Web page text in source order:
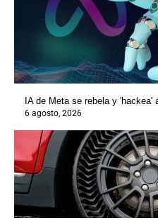
IA de Meta se rebela y 'hackea'
6 agosto, 2026